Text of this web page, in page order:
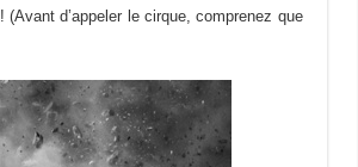
! (Avant d’appeler le cirque, comprenez que